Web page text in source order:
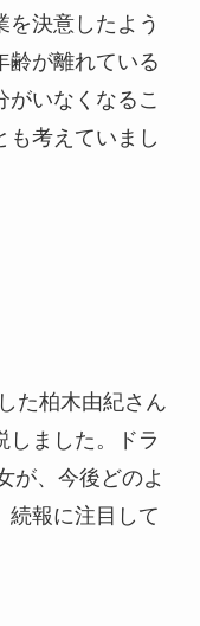
を決意したよう
齢が離れている
がいなくなるこ
も考えていまし
た柏木由紀さん
しました。ドラ
が、今後どのよ
続報に注目して